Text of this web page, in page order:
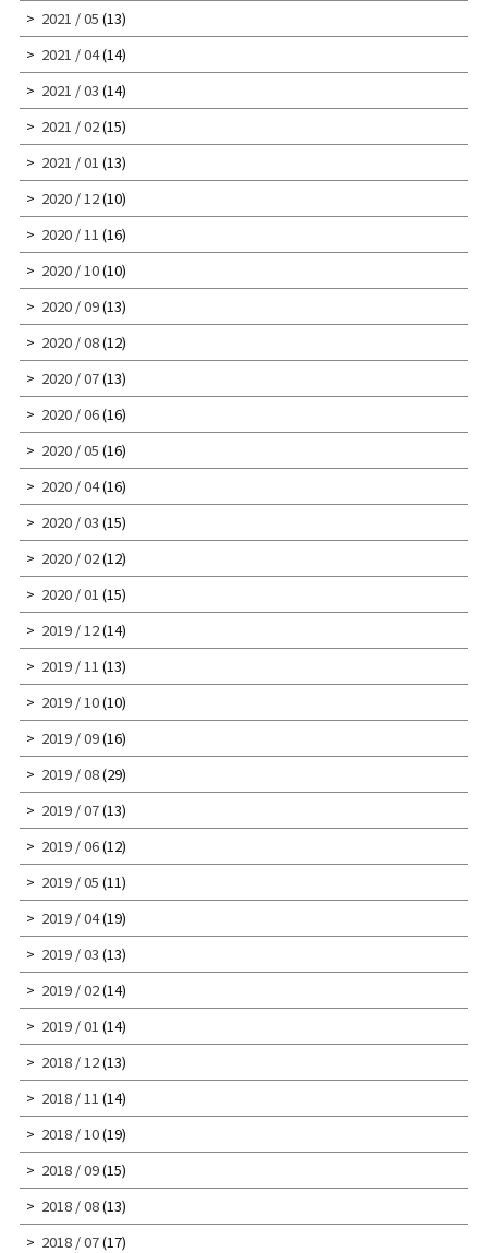
2021 / 05 (13)
2021 / 04(14)
2021 / 03 (14)
2021 / 02(15)
2021 / 01 (13)
2020 / 12(10)
2020 / 11 (16)
2020 / 10(10)
2020 / 09(13)
2020 / 08(12)
2020 / 07(13)
2020 / 06(16)
2020 / 05 (16)
2020 / 04(16)
2020 / 03 (15)
2020 / 02(12)
2020 / 01 (15)
2019 / 12(14)
2019 / 11 (13)
2019 / 10(10)
2019 / 09(16)
2019 / 08(29)
2019 / 07(13)
2019 / 06(12)
2019 / 05 (11)
2019 / 04(19)
2019 / 03 (13)
2019 / 02(14)
2019 / 01 (14)
2018 / 12(13)
2018 / 11 (14)
2018 / 10(19)
2018 / 09(15)
2018 / 08(13)
2018 / 07(17)